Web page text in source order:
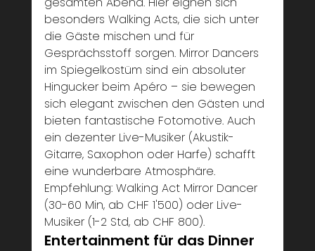
besonders Walking Acts, die sich unter
die Gäste mischen und für
Gesprächsstoff sorgen. Mirror Dancers
im Spiegelkostüm sind ein absoluter
Hingucker beim Apéro – sie bewegen
sich elegant zwischen den Gästen und
bieten fantastische Fotomotive. Auch
ein dezenter Live-Musiker (Akustik-
Gitarre, Saxophon oder Harfe) schafft
eine wunderbare Atmosphäre.
Empfehlung: Walking Act Mirror Dancer
(30-60 Min, ab CHF 1'500) oder Live-
Musiker (1-2 Std, ab CHF 800).
Entertainment für das Dinner